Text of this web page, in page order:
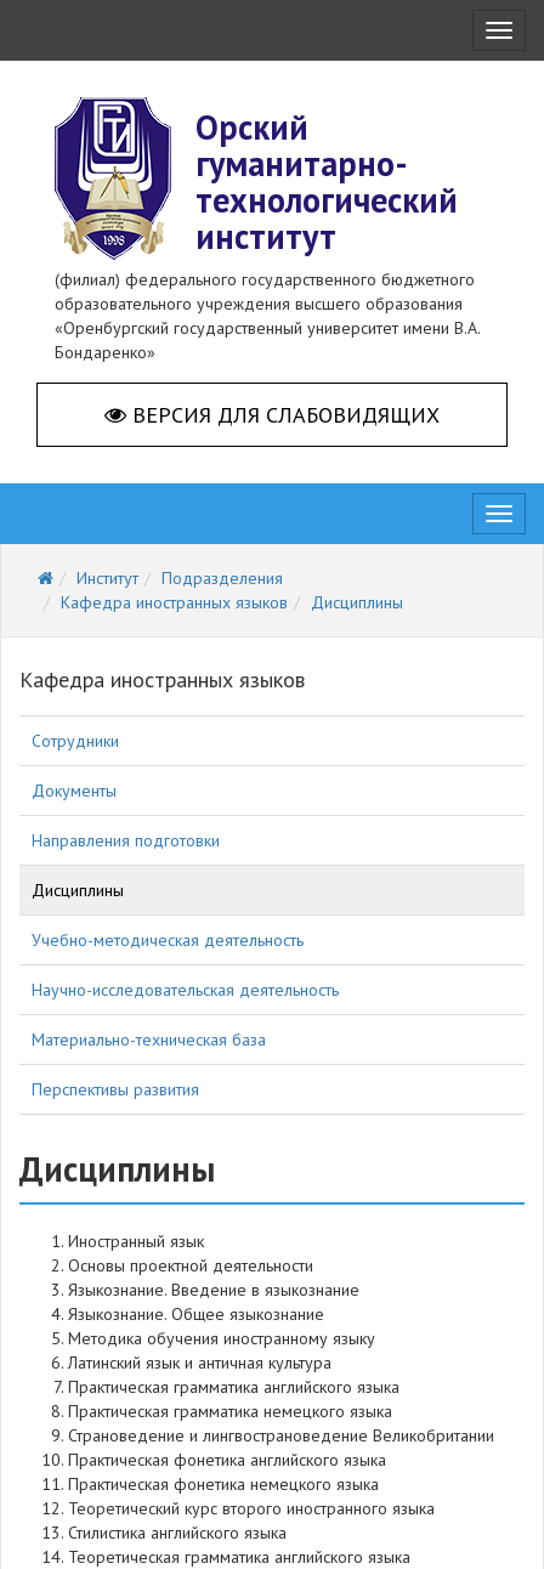
Орский
гуманитарно-
технологический
институт
(филиал) федерального государственного бюджетного
образовательного учреждения высшего образования
«Оренбургский государственный университет имени В.А.
Бондаренко»
ВЕРСИЯ ДЛЯ СЛАБОВИДЯЩИХ
Институт
Подразделения
Кафедра иностранных языков
Дисциплины
Кафедра иностранных языков
Сотрудники
Документы
Направления подготовки
Дисциплины
Учебно-методическая деятельность
Научно-исследовательская деятельность
Материально-техническая база
Перспективы развития
Дисциплины
Иностранный язык
Основы проектной деятельности
Языкознание. Введение в языкознание
Языкознание. Общее языкознание
Методика обучения иностранному языку
Латинский язык и античная культура
Практическая грамматика английского языка
Практическая грамматика немецкого языка
Страноведение и лингвострановедение Великобритании
Практическая фонетика английского языка
Практическая фонетика немецкого языка
Теоретический курс второго иностранного языка
Стилистика английского языка
Теоретическая грамматика английского языка